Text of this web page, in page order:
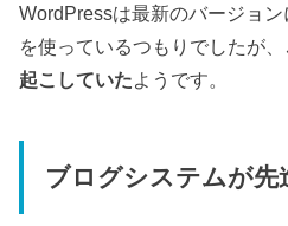
WordPressは最新のバージョ
を使っているつもりでしたが、
起こしていたようです。
ブログシステムが先